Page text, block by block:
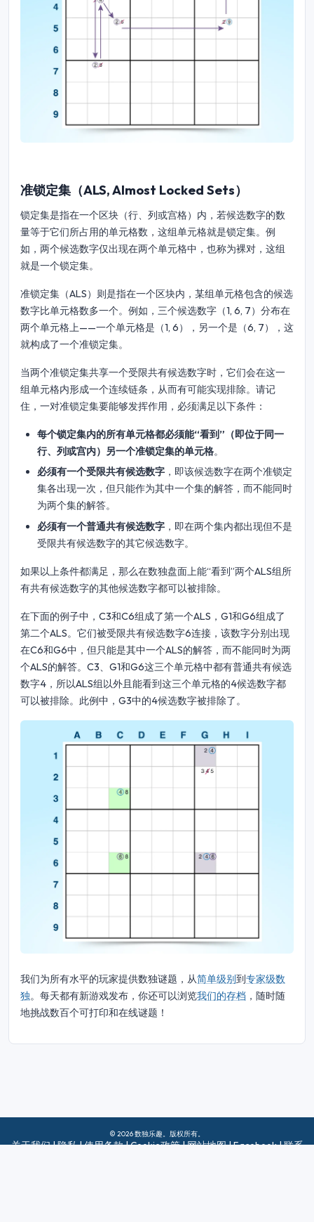
准锁定集（ALS, Almost Locked Sets）
锁定集是指在一个区块（行、列或宫格）内，若候选数字的数
量等于它们所占用的单元格数，这组单元格就是锁定集。例
如，两个候选数字仅出现在两个单元格中，也称为裸对，这组
就是一个锁定集。
准锁定集（ALS）则是指在一个区块内，某组单元格包含的候选
数字比单元格数多一个。例如，三个候选数字（1, 6, 7）分布在
两个单元格上——一个单元格是（1, 6），另一个是（6, 7），这
就构成了一个准锁定集。
当两个准锁定集共享一个受限共有候选数字时，它们会在这一
组单元格内形成一个连续链条，从而有可能实现排除。请记
住，一对准锁定集要能够发挥作用，必须满足以下条件：
每个锁定集内的所有单元格都必须能“看到”（即位于同一
行、列或宫内）另一个准锁定集的单元格。
必须有一个受限共有候选数字 ，即该候选数字在两个准锁定
集各出现一次，但只能作为其中一个集的解答，而不能同时
为两个集的解答。
必须有一个普通共有候选数字 ，即在两个集内都出现但不是
受限共有候选数字的其它候选数字。
如果以上条件都满足，那么在数独盘面上能“看到”两个ALS组所
有共有候选数字的其他候选数字都可以被排除。
在下面的例子中，C3和C6组成了第一个ALS，G1和G6组成了
第二个ALS。它们被受限共有候选数字6连接，该数字分别出现
在C6和G6中，但只能是其中一个ALS的解答，而不能同时为两
个ALS的解答。C3、G1和G6这三个单元格中都有普通共有候选
数字4，所以ALS组以外且能看到这三个单元格的4候选数字都
可以被排除。此例中，G3中的4候选数字被排除了。
我们为所有水平的玩家提供数独谜题，从简单级别到专家级数
独。每天都有新游戏发布，你还可以浏览我们的存档 ，随时随
地挑战数百个可打印和在线谜题！
© 2026 数独乐趣。版权所有。
关于我们|隐私|使用条款|Cookie政策|网站地图|Facebook|联系